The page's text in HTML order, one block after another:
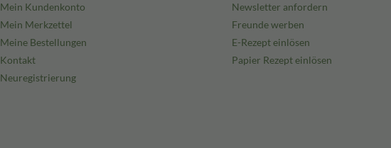
Mein Kundenkonto
Mein Merkzettel
Meine Bestellungen
Kontakt
Neuregistrierung
Newsletter anfordern
Freunde werben
E-Rezept einlösen
Papier Rezept einlösen